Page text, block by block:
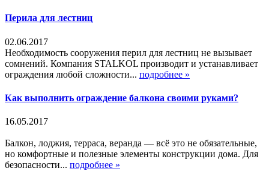
Перила для лестниц
02.06.2017
Необходимость сооружения перил для лестниц не вызывает
сомнений. Компания STALKOL производит и устанавливает
ограждения любой сложности... подробнее »
Как выполнить ограждение балкона своими руками?
16.05.2017
Балкон, лоджия, терраса, веранда — всё это не обязательные,
но комфортные и полезные элементы конструкции дома. Для
безопасности... подробнее »